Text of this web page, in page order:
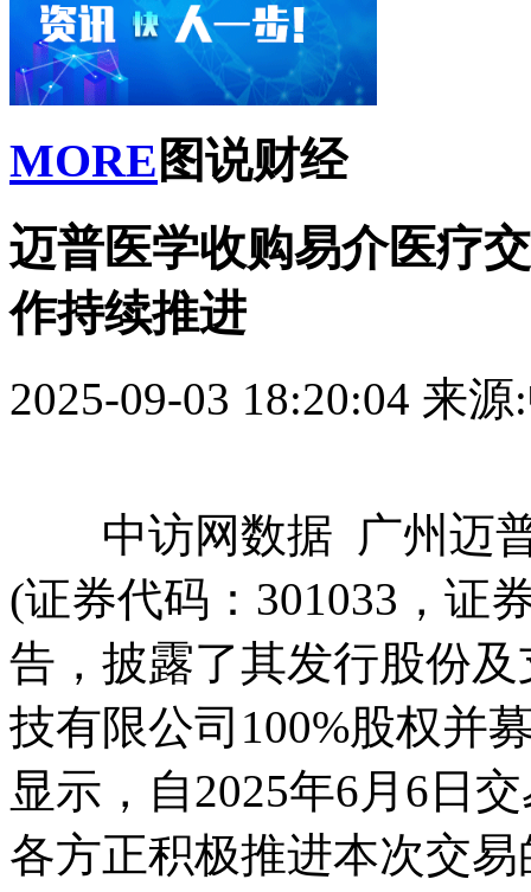
MORE 图说财经
迈普医学收购易介医疗
作持续推进
2025-09-03 18:20:04 来源
中访网数据 广州迈普
(证券代码：301033，证
告，披露了其发行股份
技有限公司100%股权并
显示，自2025年6月6日
各方正积极推进本次交